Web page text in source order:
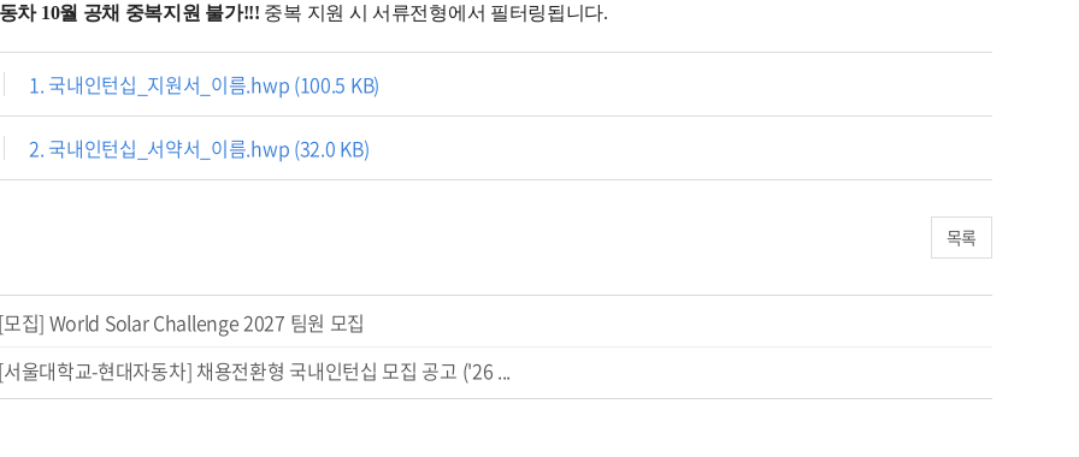
차 10월 공채 중복지원 불가!!! 중복 지원 시 서류전형에서 필터링됩니다.
1. 국내인턴십_지원서_이름.hwp (100.5 KB)
2. 국내인턴십_서약서_이름.hwp (32.0 KB)
목록
집] World Solar Challenge 2027 팀원 모집
울대학교-현대자동차] 채용전환형 국내인턴십 모집 공고 ('26 ...